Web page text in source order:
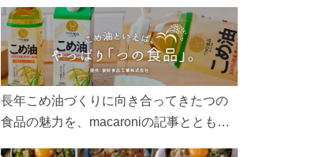
長年こめ油づくりに向き合ってきたつの
食品の魅力を、macaroniの記事とともに